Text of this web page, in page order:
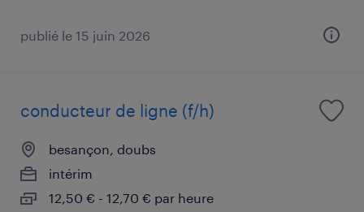
publié le 15 juin 2026
conducteur de ligne (f/h)
besançon, doubs
intérim
12,50 € - 12,70 € par heure